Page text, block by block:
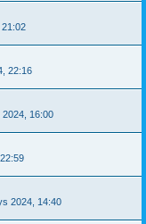
22:16
2024, 16:00
2024, 14:40